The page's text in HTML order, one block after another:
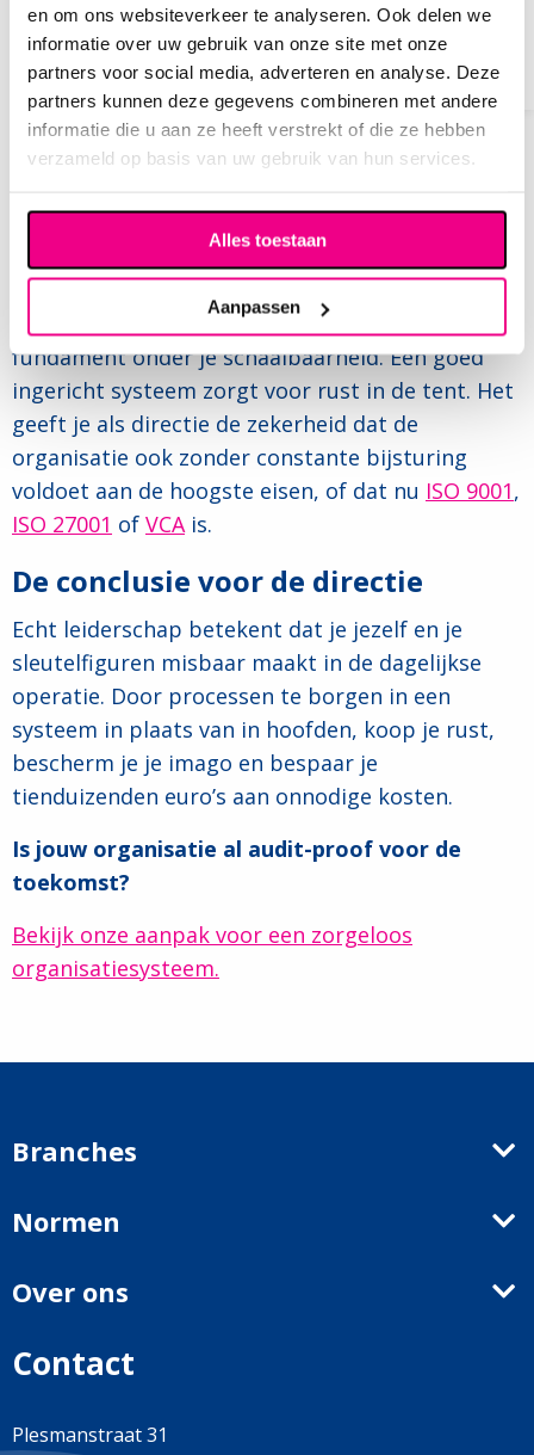
en om ons websiteverkeer te analyseren. Ook delen we
informatie over uw gebruik van onze site met onze
partners voor social media, adverteren en analyse. Deze
partners kunnen deze gegevens combineren met andere
informatie die u aan ze heeft verstrekt of die ze hebben
verzameld op basis van uw gebruik van hun services.
Alles toestaan
Aanpassen
met de laatste standaard. Geen fouten meer
door verouderde instructies.
Snellere onboarding (€8.000):Nieuwe mensen
werken 25% sneller zelfstandig door heldere,
visuele processen.
Schaalbaarheid zonder chaos
Groeien boven de 50 FTE zonder een digitaal
systeem is vragen om problemen. Certificering is
geen “moetje” voor de bühne, het is een
fundament onder je schaalbaarheid. Een goed
ingericht systeem zorgt voor rust in de tent. Het
geeft je als directie de zekerheid dat de
organisatie ook zonder constante bijsturing
voldoet aan de hoogste eisen, of dat nu ISO 9001,
ISO 27001 of VCAis.
De conclusie voor de directie
Echt leiderschap betekent dat je jezelf en je
sleutelfiguren misbaar maakt in de dagelijkse
operatie. Door processen te borgen in een
systeem in plaats van in hoofden, koop je rust,
bescherm je je imago en bespaar je
tienduizenden euro’s aan onnodige kosten.
Is jouw organisatie al audit-proof voor de
toekomst?
Bekijk onze aanpak voor een zorgeloos
organisatiesysteem.
Branches
Normen
Over ons
Contact
Plesmanstraat 31